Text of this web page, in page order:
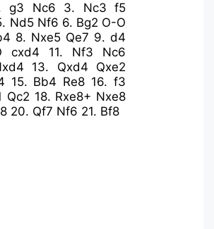
g3 Nc6 3. Nc3 f5
Nd5 Nf6 6. Bg2 O-O
8. Nxe5 Qe7 9. d4
cxd4 11. Nf3
Nc6
13. Qxd4
Qxe2
15. Bb4 Re8 16.f3
Qc2 18. Rxe8+ Nxe8
20. Qf7 Nf6 21. Bf8